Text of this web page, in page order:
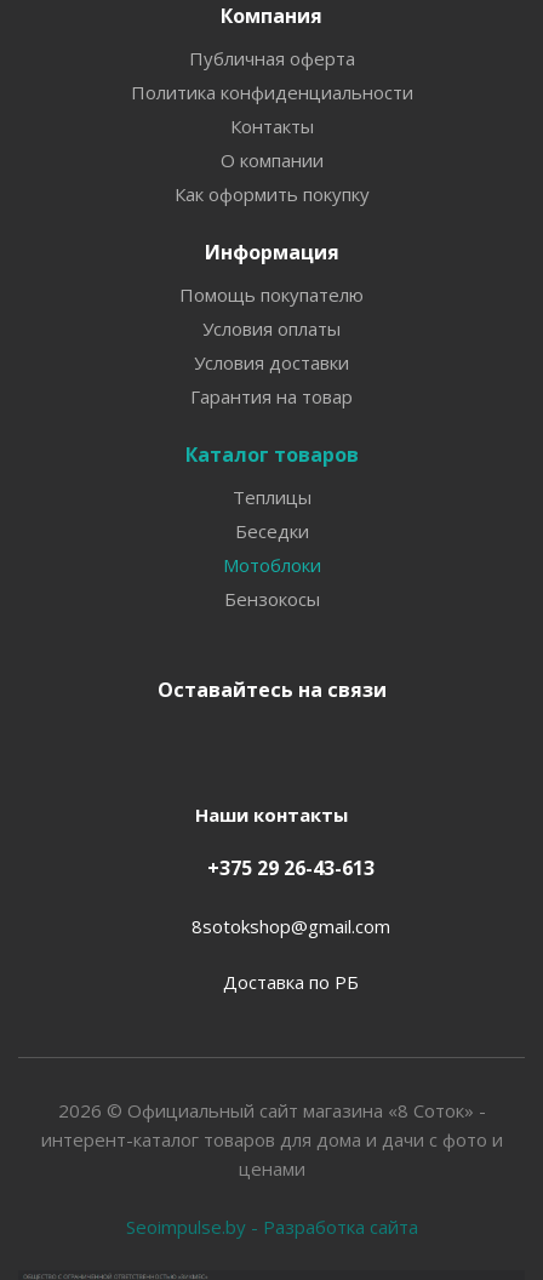
Компания
Публичная оферта
Политика конфиденциальности
Контакты
О компании
Как оформить покупку
Информация
Помощь покупателю
Условия оплаты
Условия доставки
Гарантия на товар
Каталог товаров
Теплицы
Беседки
Мотоблоки
Бензокосы
Оставайтесь на связи
Наши контакты
+375 29 26-43-613
8sotokshop@gmail.com
Доставка по РБ
2026 © Официальный сайт магазина «8 Соток» -
интерент-каталог товаров для дома и дачи с фото и
ценами
Seoimpulse.by - Разработка сайта